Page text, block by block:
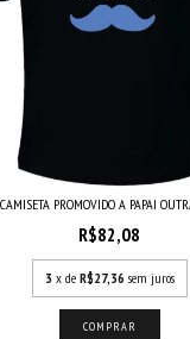
CAMISETA PROMOVIDO A PAPAI
R$82,08
3 x de R$27,36 sem juros
COMPRAR